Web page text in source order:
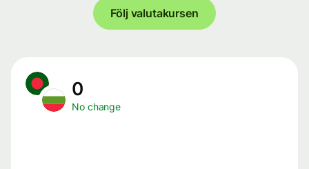
Följ valutakursen
0
No change